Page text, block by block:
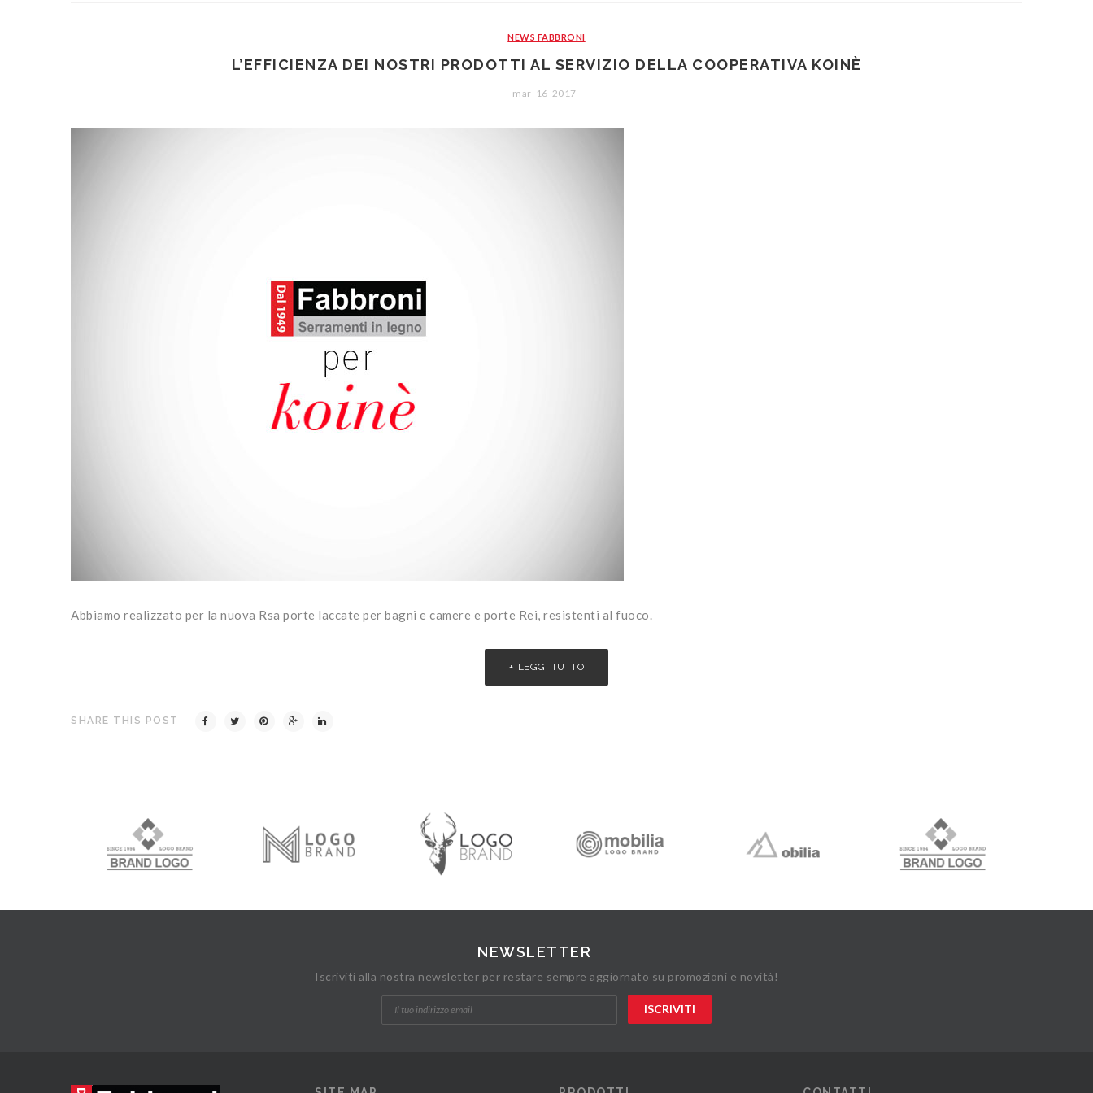
NEWS FABBRONI
L’EFFICIENZA DEI NOSTRI PRODOTTI AL SERVIZIO DELLA COOPERATIVA KOINÈ
mar 16 2017
Abbiamo realizzato per la nuova Rsa porte laccate per bagni e camere e porte Rei, resistenti al fuoco.
LEGGI TUTTO
SHARE THIS POST
NEWSLETTER
Iscriviti alla nostra newsletter per restare sempre aggiornato su promozioni e novità!